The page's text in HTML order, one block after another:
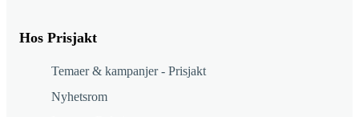
Hos Prisjakt
Temaer & kampanjer - Prisjakt
Nyhetsrom